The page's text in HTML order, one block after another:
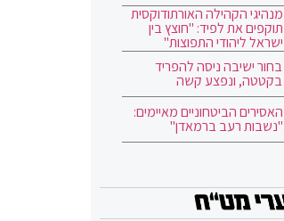
מנהיגי הקהילה האורתודוקסית
תוקפים את לפיד: "חוצץ בין
ישראל ליהודי התפוצות"
בחור ישיבה ניסה להפריד
בקטטה, ונפצע קשה
האסירים הביטחוניים מאיימים:
"נשבות רעב ברמאדן"